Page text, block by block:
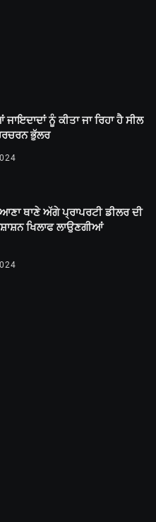
ਨੂੰ ਕੀਤਾ ਜਾ ਰਿਹਾ ਹੈ ਸੀਲ
ਭੁੱਲਰ
ਥਾਣੇ ਅੱਗੇ ਪ੍ਰਾਪਰਟੀ ਡੀਲਰ ਦੀ
ਖਿਲਾਫ ਲਾਉਣਗੀਆਂ